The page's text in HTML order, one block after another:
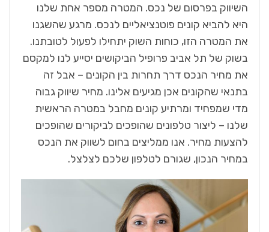
השיווק בפרסום של נכס. המטרה מספר אחת שלנו
היא להביא קונים פוטנציאליים לנכס. מרגע שהשגנו
את המטרה הזו, כוחות השוק יתחילו לפעול לטובתנו.
בשוק של תל אביב פרופיל הביקושים יסייע לנו למקסם
את מחיר הנכס דרך תחרות בין הקונים – אבל זה
בתנאי שהקונים אכן מגיעים אלינו. מחיר שיווק גבוה
מדי שמפחיד ומרתיע קונים מחבל במטרה הראשית
שלנו – ליצור טלפונים שהופכים לביקורים שהופכים
להצעות מחיר. אנו ממליצים בחום לשווק את הנכס
במחיר הנכון, שגורם לטלפון שלכם לצלצל.